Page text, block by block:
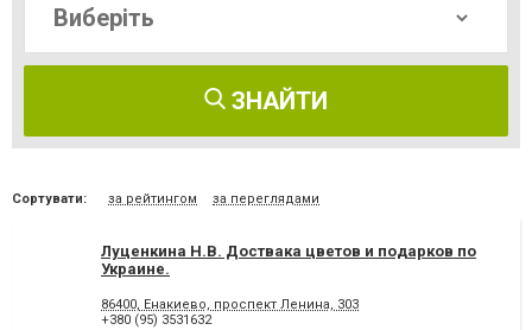
ЗНАЙТИ
Сортувати: за рейтингом за переглядами
Луценкина Н.В. Доствака цветов и подарков по
Украине.
86400, Енакиево, проспект Ленина, 303
+380 (95) 3531632